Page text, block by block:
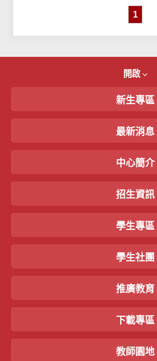
1
開啟
新生專區
最新消息
中心簡介
招生資訊
學生專區
學生社團
推廣教育
下載專區
教師園地